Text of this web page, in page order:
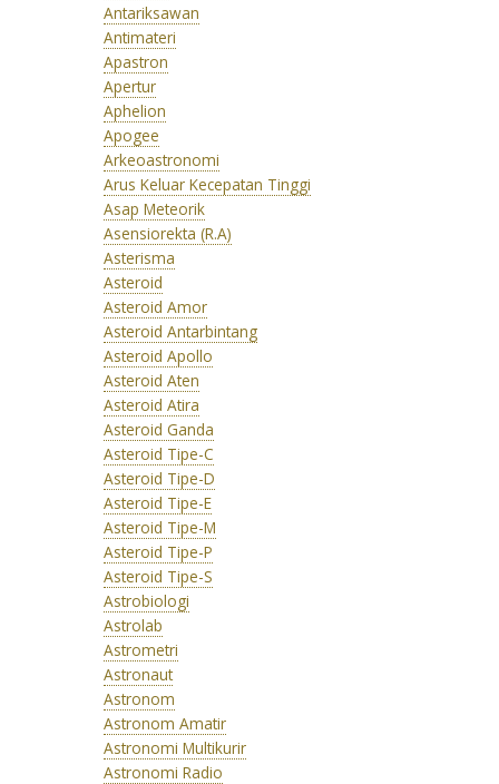
Antariksawan
Antimateri
Apastron
Apertur
Aphelion
Apogee
Arkeoastronomi
Arus Keluar Kecepatan Tinggi
Asap Meteorik
Asensiorekta (R.A)
Asterisma
Asteroid
Asteroid Amor
Asteroid Antarbintang
Asteroid Apollo
Asteroid Aten
Asteroid Atira
Asteroid Ganda
Asteroid Tipe-C
Asteroid Tipe-D
Asteroid Tipe-E
Asteroid Tipe-M
Asteroid Tipe-P
Asteroid Tipe-S
Astrobiologi
Astrolab
Astrometri
Astronaut
Astronom
Astronom Amatir
Astronomi Multikurir
Astronomi Radio